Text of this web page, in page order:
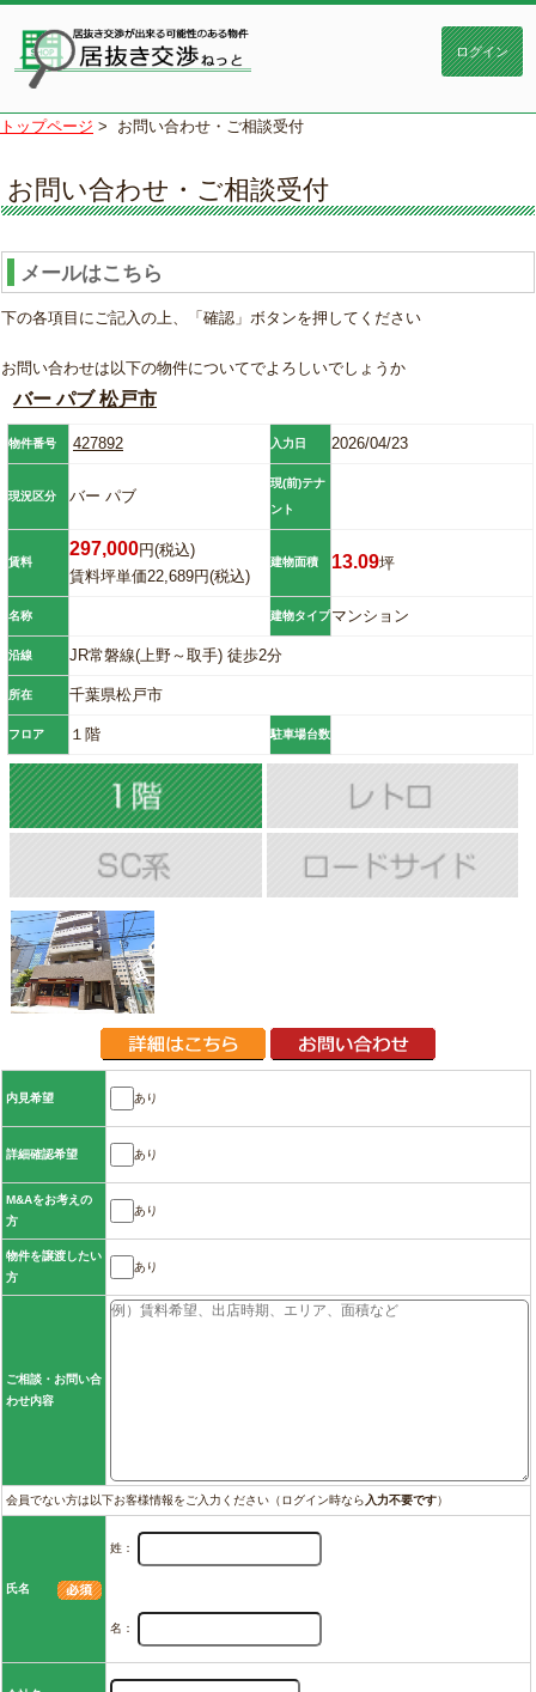
トップページ > お問い合わせ・ご相談受付
お問い合わせ・ご相談受付
メールはこちら
下の各項目にご記入の上、「確認」ボタンを押してください
お問い合わせは以下の物件についてでよろしいでしょうか
バー パブ 松戸市
物件番号 427892 入力日 2026/04/23
現況区分 バー パブ
現(前)テナ
ント
賃料
297,000円(税込)
賃料坪単価22,689円(税込)
建物面積 13.09坪
名称 建物タイプマンション
沿線 JR常磐線(上野～取手) 徒歩2分
所在 千葉県松戸市
フロア １階 駐車場台数
内見希望 あり
詳細確認希望 あり
M&Aをお考えの
方
あり
物件を譲渡したい
方
あり
ご相談・お問い合
わせ内容
会員でない方は以下お客様情報をご入力ください（ログイン時なら 入力不要です）
氏名
姓：
名：